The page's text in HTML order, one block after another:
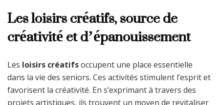
Les loisirs créatifs, source de
créativité et d’épanouissement
Les loisirs créatifsoccupent une place essentielle
dans la vie des seniors. Ces activités stimulent l’esprit et
favorisent la créativité. En s’exprimant à travers des
projets artistiques, ils trouvent un moyen de revitaliser